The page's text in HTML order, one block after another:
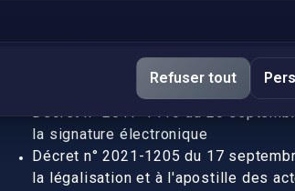
Refuser tout
Apostille et légalisation, fin de
pays de l’UE (Règlement 2016/1191)
Décret n° 2017-1416 du 28
la signature électronique
Décret n° 2021-1205 du 17
la légalisation et à l'apostille des